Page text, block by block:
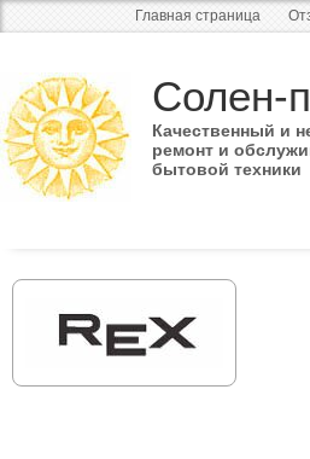
Главная страница
Солен-
Качественный и
ремонт и
бытовой техники